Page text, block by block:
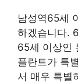
남성역65세
하겠습니다.
65세 이상인
플란트가 특
서 매우 특별